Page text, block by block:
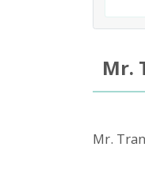
Mr.
Mr.